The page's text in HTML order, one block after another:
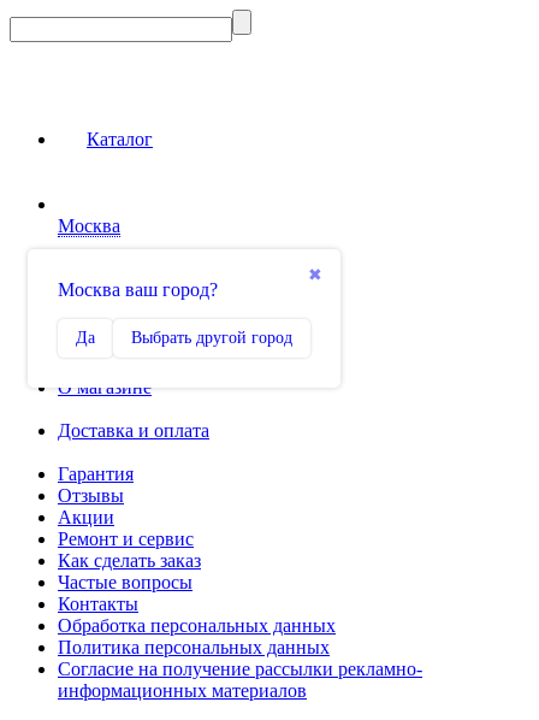
Каталог
Москва
✖
Москва ваш город?
Да Выбрать другой город
0
Избранное
О магазине
Доставка и оплата
Гарантия
Отзывы
Акции
Ремонт и сервис
Как сделать заказ
Частые вопросы
Контакты
Обработка персональных данных
Политика персональных данных
Согласие на получение рассылки рекламно-
информационных материалов